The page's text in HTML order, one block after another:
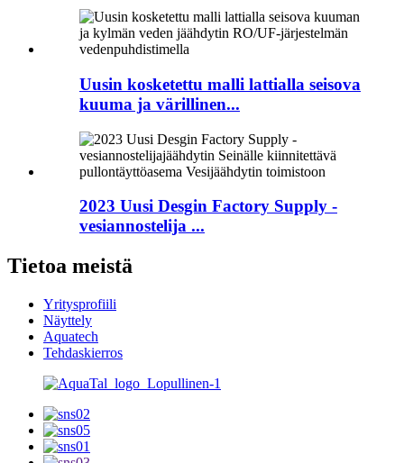
Uusin kosketettu malli lattialla seisova
kuuma ja värillinen...
2023 Uusi Desgin Factory Supply -
vesiannostelija ...
Tietoa meistä
Yritysprofiili
Näyttely
Aquatech
Tehdaskierros